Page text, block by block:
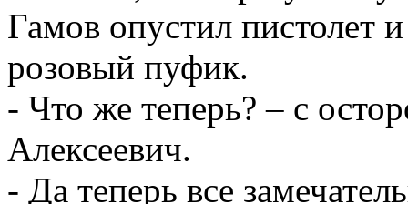
Гамов опустил пистолет
розовый пуфик.
- Что же теперь? – с
Алексеевич.
- Да теперь все